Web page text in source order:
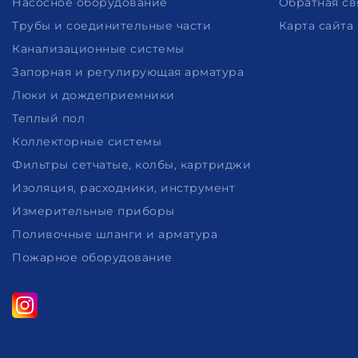
Трубы и соединительные части
Канализационные системы
Запорная и регулирующая арматура
Люки и дождеприемники
Теплый пол
Коллекторные системы
Фильтры сетчатые, колбы, картриджи
Изоляция, расходники, инструмент
Измерительные приборы
Поливочные шланги и арматура
Пожарное оборудование
Карта сайта